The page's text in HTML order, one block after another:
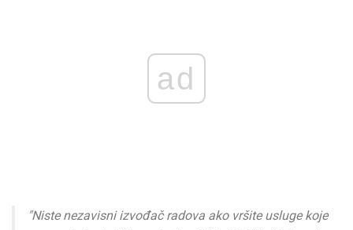
ad
"Niste nezavisni izvođač radova ako vršite usluge koje